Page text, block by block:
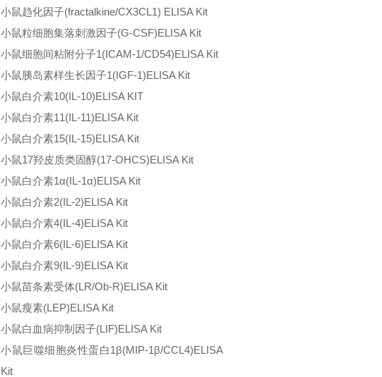
小鼠趋化因子(fractalkine/CX3CL1) ELISA Kit
小鼠粒细胞集落刺激因子(G-CSF)ELISA Kit
小鼠细胞间粘附分子1(ICAM-1/CD54)ELISA Kit
小鼠胰岛素样生长因子1(IGF-1)ELISA Kit
小鼠白介素10(IL-10)ELISA KIT
小鼠白介素11(IL-11)ELISA Kit
小鼠白介素15(IL-15)ELISA Kit
小鼠17羟皮质类固醇(17-OHCS)ELISA Kit
小鼠白介素1α(IL-1α)ELISA Kit
小鼠白介素2(IL-2)ELISA Kit
小鼠白介素4(IL-4)ELISA Kit
小鼠白介素6(IL-6)ELISA Kit
小鼠白介素9(IL-9)ELISA Kit
小鼠苗条素受体(LR/Ob-R)ELISA Kit
小鼠瘦素(LEP)ELISA Kit
小鼠白血病抑制因子(LIF)ELISA Kit
小鼠巨噬细胞炎性蛋白1β(MIP-1β/CCL4)ELISA
Kit